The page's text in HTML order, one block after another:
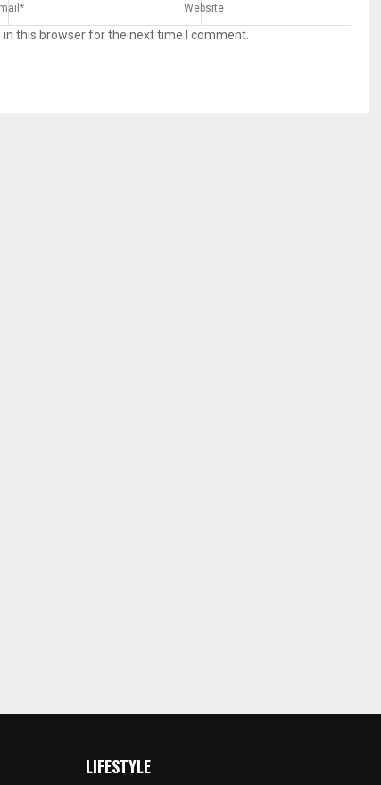
this browser for the next time I comment.
LIFESTYLE